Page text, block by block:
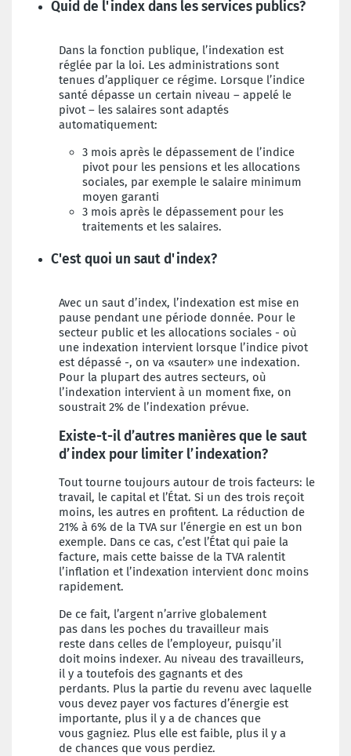
Quid de l'index dans les services publics?
Dans la fonction publique, l’indexation est
réglée par la loi. Les administrations sont
tenues d’appliquer ce régime. Lorsque l’indice
santé dépasse un certain niveau – appelé le
pivot – les salaires sont adaptés
automatiquement:
3 mois après le dépassement de l’indice
pivot pour les pensions et les allocations
sociales, par exemple le salaire minimum
moyen garanti
3 mois après le dépassement pour les
traitements et les salaires.
C'est quoi un saut d'index?
Avec un saut d’index, l’indexation est mise en
pause pendant une période donnée. Pour le
secteur public et les allocations sociales - où
une indexation intervient lorsque l’indice pivot
est dépassé -, on va «sauter» une indexation.
Pour la plupart des autres secteurs, où
l’indexation intervient à un moment fixe, on
soustrait 2% de l’indexation prévue.
Existe-t-il d’autres manières que le saut
d’index pour limiter l’indexation?
Tout tourne toujours autour de trois facteurs: le
travail, le capital et l’État. Si un des trois reçoit
moins, les autres en profitent. La réduction de
21% à 6% de la TVA sur l’énergie en est un bon
exemple. Dans ce cas, c’est l’État qui paie la
facture, mais cette baisse de la TVA ralentit
l’inflation et l’indexation intervient donc moins
rapidement.
De ce fait, l’argent n’arrive globalement
pas dans les poches du travailleur mais
reste dans celles de l’employeur, puisqu’il
doit moins indexer. Au niveau des travailleurs,
il y a toutefois des gagnants et des
perdants. Plus la partie du revenu avec laquelle
vous devez payer vos factures d’énergie est
importante, plus il y a de chances que
vous gagniez. Plus elle est faible, plus il y a
de chances que vous perdiez.